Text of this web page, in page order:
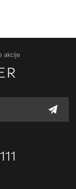
akcije